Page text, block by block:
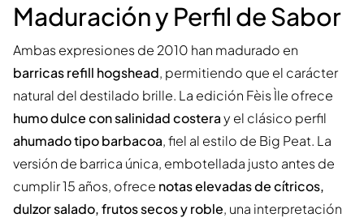
Maduración y Perfil de Sabor
Ambas expresiones de 2010 han madurado en
barricas refill hogshead, permitiendo que el carácter
natural del destilado brille. La edición Fèis Ìle ofrece
humo dulce con salinidad costeray el clásico perfil
ahumado tipo barbacoa, fiel al estilo de Big Peat. La
versión de barrica única, embotellada justo antes de
cumplir 15 años, ofrece notas elevadas de cítricos,
dulzor salado, frutos secos y roble, una interpretación